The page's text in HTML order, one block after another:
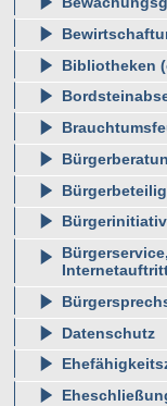
Bibliotheken
Datenschutz